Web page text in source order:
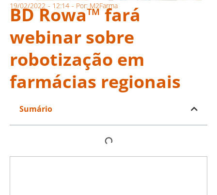
19/02/2022 - 12:14 - Por: M2Farma
BD Rowa™ fará
webinar sobre
robotização em
farmácias regionais
Sumário